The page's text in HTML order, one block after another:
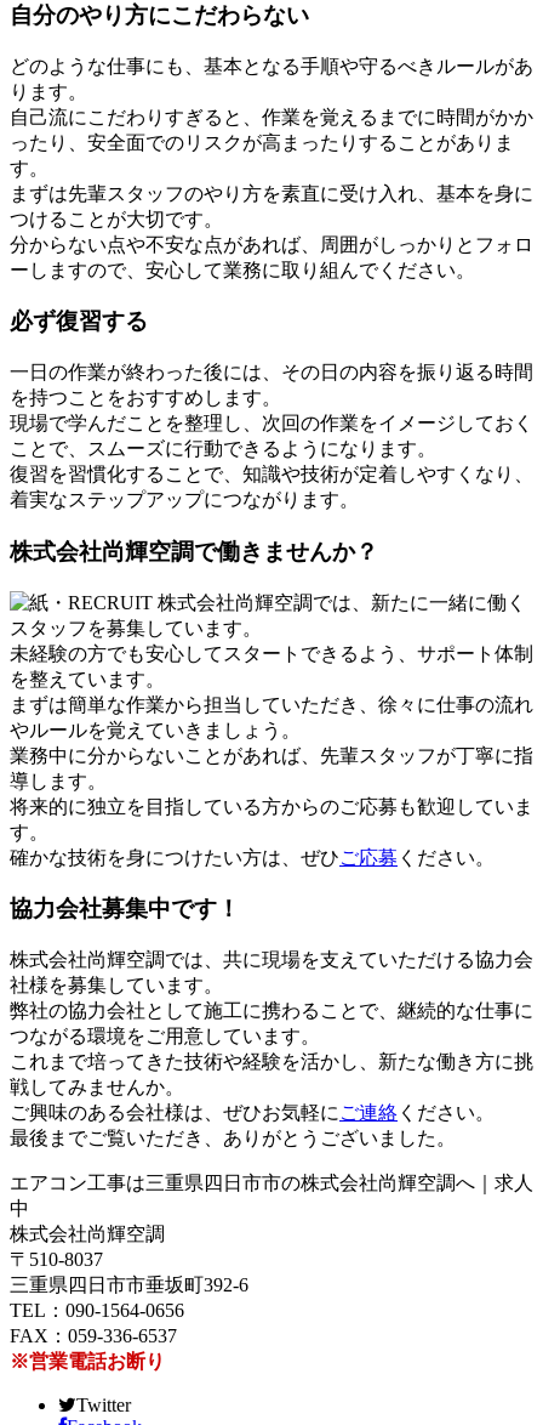
自分のやり方にこだわらない
どのような仕事にも、基本となる手順や守るべきルールがあ
ります。
自己流にこだわりすぎると、作業を覚えるまでに時間がかか
ったり、安全面でのリスクが高まったりすることがありま
す。
まずは先輩スタッフのやり方を素直に受け入れ、基本を身に
つけることが大切です。
分からない点や不安な点があれば、周囲がしっかりとフォロ
ーしますので、安心して業務に取り組んでください。
必ず復習する
一日の作業が終わった後には、その日の内容を振り返る時間
を持つことをおすすめします。
現場で学んだことを整理し、次回の作業をイメージしておく
ことで、スムーズに行動できるようになります。
復習を習慣化することで、知識や技術が定着しやすくなり、
着実なステップアップにつながります。
株式会社尚輝空調で働きませんか？
株式会社尚輝空調では、新たに一緒に働く
スタッフを募集しています。
未経験の方でも安心してスタートできるよう、サポート体制
を整えています。
まずは簡単な作業から担当していただき、徐々に仕事の流れ
やルールを覚えていきましょう。
業務中に分からないことがあれば、先輩スタッフが丁寧に指
導します。
将来的に独立を目指している方からのご応募も歓迎していま
す。
確かな技術を身につけたい方は、ぜひご応募 ください。
協力会社募集中です！
株式会社尚輝空調では、共に現場を支えていただける協力会
社様を募集しています。
弊社の協力会社として施工に携わることで、継続的な仕事に
つながる環境をご用意しています。
これまで培ってきた技術や経験を活かし、新たな働き方に挑
戦してみませんか。
ご興味のある会社様は、ぜひお気軽に ご連絡 ください。
最後までご覧いただき、ありがとうございました。
エアコン工事は三重県四日市市の株式会社尚輝空調へ｜求人
中
株式会社尚輝空調
〒510-8037
三重県四日市市垂坂町392-6
TEL：090-1564-0656
FAX：059-336-6537
※営業電話お断り
Twitter